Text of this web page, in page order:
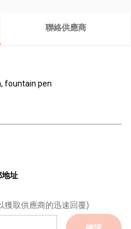
聯絡供應商
fountain pen
地址
獲取供應商的迅速回覆)